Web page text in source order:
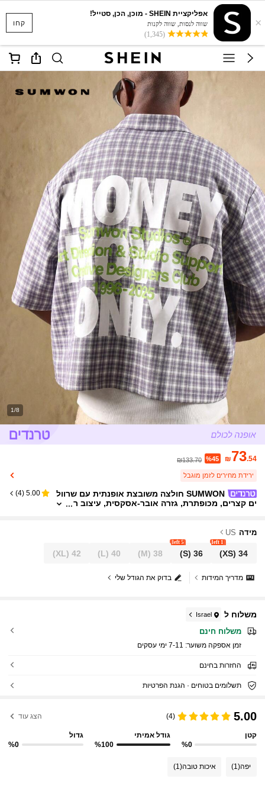
קחו ×
אפליקציית SHEIN - מוכן, הכן, סטייל!
שווה לנסות, שווה לקנות
(1,345)
1/8
₪73.54
%45
₪133.70
ירידת מחירים לזמן מוגבל
SUMWON חולצה משובצת אופנתית עם שרוול
ים קצרים, מכופתרת, גזרה אובר-אסקסית, עיצוב ר
5.00
(
4
)
מידה US
34
(XS)
1 left
36
(S)
5 left
38
(M)
40
(L)
42
(XL)
בדוק את הגודל שלי מדריך המידות
משלוח ל Israel
משלוח חינם
זמן אספקה ​​משוער: 7-11 ימי עסקים
החזרות בחינם
תשלומים בטוחים · הגנת הפרטיות
5.00
(4) הצג עוד
קטן
%0
גודל אמיתי
%100
גדול
%0
יפה(1) איכות טובה(1)